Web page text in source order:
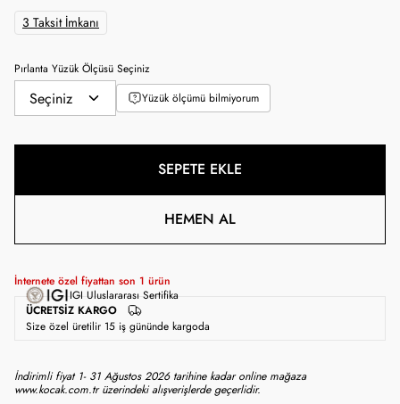
3 Taksit İmkanı
Pırlanta Yüzük Ölçüsü Seçiniz
Yüzük ölçümü bilmiyorum
SEPETE EKLE
HEMEN AL
İnternete özel fiyattan son 1 ürün
ÜCRETSIZ KARGO
IGI Uluslararası Sertifika
Size özel üretilir 15 iş gününde kargoda
İndirimli fiyat 1- 31 Ağustos 2026 tarihine kadar online mağaza
www.kocak.com.tr üzerindeki alışverişlerde geçerlidir.